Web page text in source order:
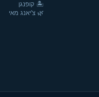
🏝️ קופנגן
🌿 צ'יאנג מאי